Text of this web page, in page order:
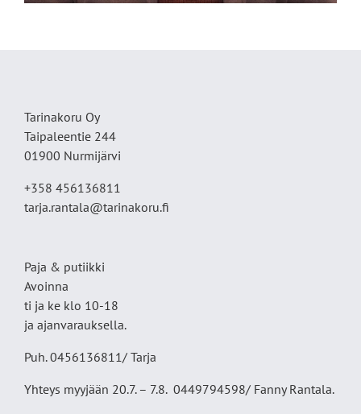
Tarinakoru Oy
Taipaleentie 244
01900 Nurmijärvi
+358 456136811
tarja.rantala@tarinakoru.fi
Paja & putiikki
Avoinna
ti ja ke klo 10-18
ja ajanvarauksella.
Puh. 0456136811/ Tarja
Yhteys myyjään 20.7. – 7.8. 0449794598/ Fanny Rantala.